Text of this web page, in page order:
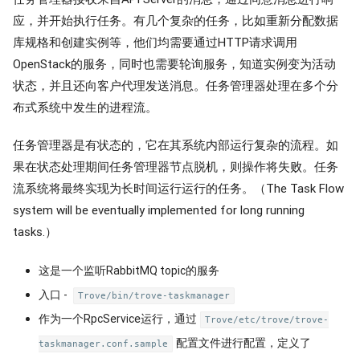
应，并开始执行任务。有几个复杂的任务，比如重新分配数据
库规格和创建实例等，他们均需要通过HTTP请求调用
OpenStack的服务，同时也需要轮询服务，知道实例变为活动
状态，并且还向客户代理发送消息。任务管理器处理在多个分
布式系统中发生的进程流。
任务管理器是有状态的，它在其系统内部运行复杂的流程。如
果在状态处理期间任务管理器节点脱机，则操作将失败。任务
流系统将最终实现为长时间运行运行的任务。（The Task Flow
system will be eventually implemented for long running
tasks.）
这是一个监听RabbitMQ topic的服务
入口 -
Trove/bin/trove-taskmanager
作为一个RpcService运行，通过 Trove/etc/trove/trove-
taskmanager.conf.sample 配置文件进行配置，定义了